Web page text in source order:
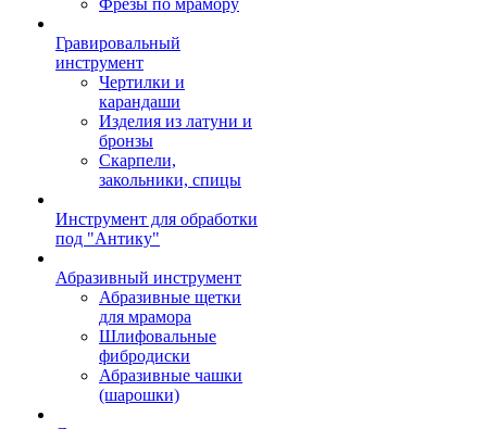
Фрезы по мрамору
Гравировальный
инструмент
Чертилки и
карандаши
Изделия из латуни и
бронзы
Скарпели,
закольники, спицы
Инструмент для обработки
под "Антику"
Абразивный инструмент
Абразивные щетки
для мрамора
Шлифовальные
фибродиски
Абразивные чашки
(шарошки)